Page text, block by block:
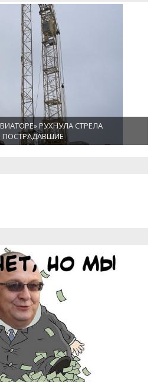
РУХНУЛА СТРЕЛА
ПОСТРАДАВШИЕ